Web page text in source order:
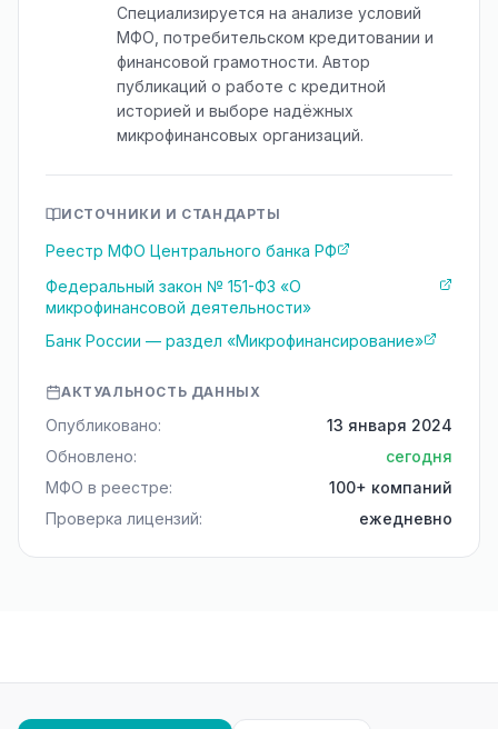
Специализируется на анализе условий
МФО, потребительском кредитовании и
финансовой грамотности. Автор
публикаций о работе с кредитной
историей и выборе надёжных
микрофинансовых организаций.
ИСТОЧНИКИ И СТАНДАРТЫ
Реестр МФО Центрального банка РФ
Федеральный закон № 151-ФЗ «О
микрофинансовой деятельности»
Банк России — раздел «Микрофинансирование»
АКТУАЛЬНОСТЬ ДАННЫХ
Опубликовано:
13 января 2024
Обновлено:
сегодня
МФО в реестре:
100+ компаний
Проверка лицензий:
ежедневно